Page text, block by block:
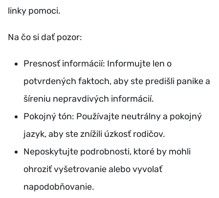
linky pomoci.
Na čo si dať pozor:
Presnosť informácií: Informujte len o
potvrdených faktoch, aby ste predišli panike a
šíreniu nepravdivých informácií.
Pokojný tón: Používajte neutrálny a pokojný
jazyk, aby ste znížili úzkosť rodičov.
Neposkytujte podrobnosti, ktoré by mohli
ohroziť vyšetrovanie alebo vyvolať
napodobňovanie.